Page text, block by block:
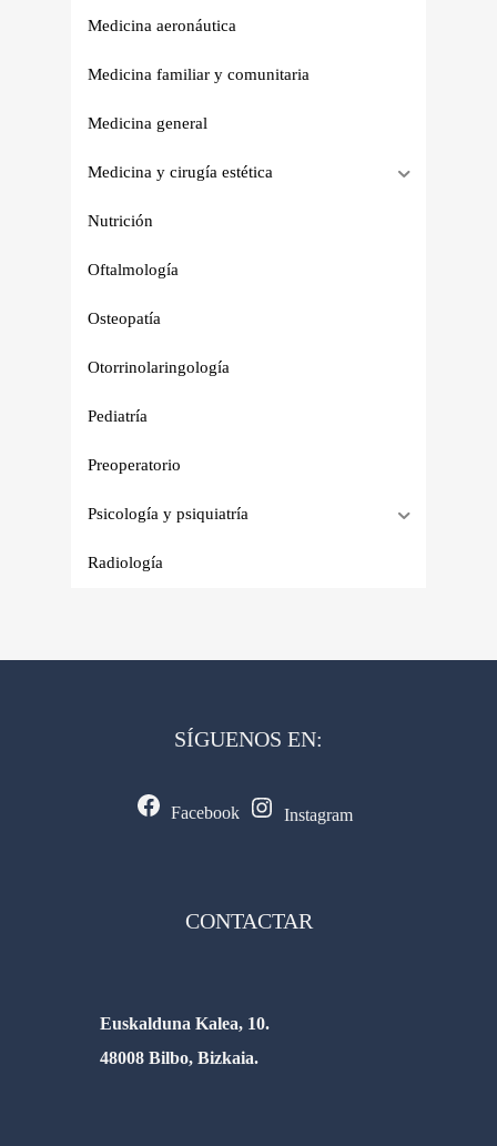
Medicina aeronáutica
Medicina familiar y comunitaria
Medicina general
Medicina y cirugía estética
Nutrición
Oftalmología
Osteopatía
Otorrinolaringología
Pediatría
Preoperatorio
Psicología y psiquiatría
Radiología
SÍGUENOS EN:
Facebook Instagram
CONTACTAR
Euskalduna Kalea, 10.
48008 Bilbo, Bizkaia.